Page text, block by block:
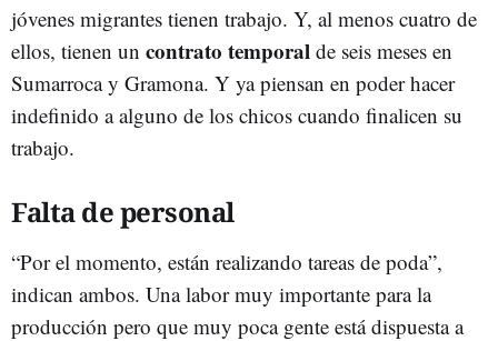
jóvenes migrantes tienen trabajo. Y, al menos cuatro de
ellos, tienen un contrato temporal de seis meses en
Sumarroca y Gramona. Y ya piensan en poder hacer
indefinido a alguno de los chicos cuando finalicen su
trabajo.
Falta de personal
“Por el momento, están realizando tareas de poda”,
indican ambos. Una labor muy importante para la
producción pero que muy poca gente está dispuesta a